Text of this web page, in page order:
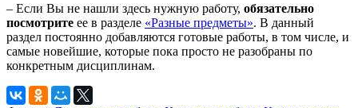
– Если Вы не нашли здесь нужную работу, обязательно
посмотрите ее в разделе «Разные предметы». В данный
раздел постоянно добавляются готовые работы, в том числе, и
самые новейшие, которые пока просто не разобраны по
конкретным дисциплинам.